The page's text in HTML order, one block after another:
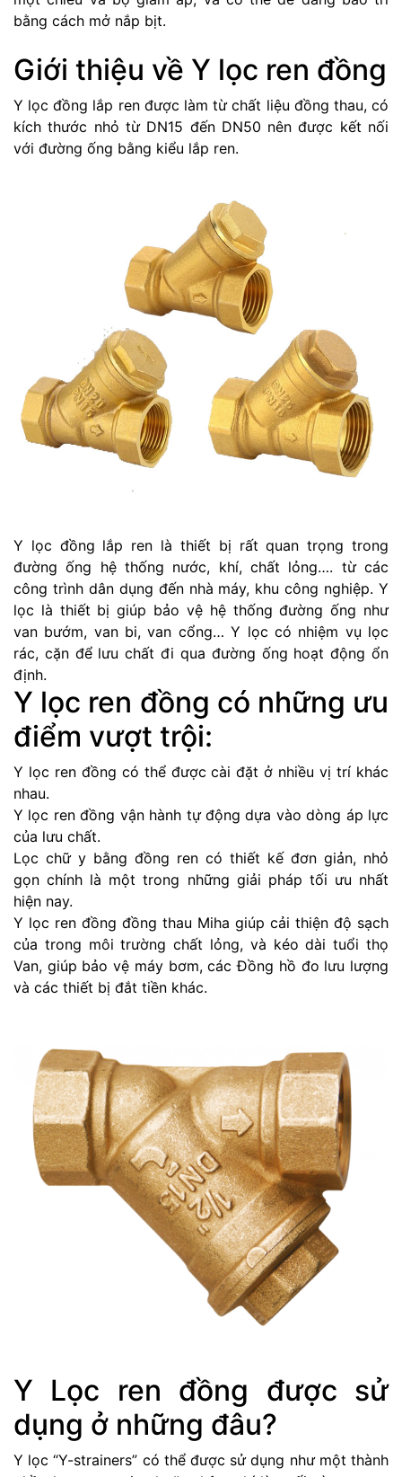
bằng cách mở nắp bịt.
Giới thiệu về Y lọc ren đồng
Y lọc đồng lắp ren được làm từ chất liệu đồng thau, có
kích thước nhỏ từ DN15 đến DN50 nên được kết nối
với đường ống bằng kiểu lắp ren.
Y lọc đồng lắp ren là thiết bị rất quan trọng trong
đường ống hệ thống nước, khí, chất lỏng…. từ các
công trình dân dụng đến nhà máy, khu công nghiệp. Y
lọc là thiết bị giúp bảo vệ hệ thống đường ống như
van bướm, van bi, van cổng… Y lọc có nhiệm vụ lọc
rác, cặn để lưu chất đi qua đường ống hoạt động ổn
định.
Y lọc ren đồng có những ưu
điểm vượt trội:
Y lọc ren đồng có thể được cài đặt ở nhiều vị trí khác
nhau.
Y lọc ren đồng vận hành tự động dựa vào dòng áp lực
của lưu chất.
Lọc chữ y bằng đồng ren có thiết kế đơn giản, nhỏ
gọn chính là một trong những giải pháp tối ưu nhất
hiện nay.
Y lọc ren đồng đồng thau Miha giúp cải thiện độ sạch
của trong môi trường chất lỏng, và kéo dài tuổi thọ
Van, giúp bảo vệ máy bơm, các Đồng hồ đo lưu lượng
và các thiết bị đắt tiền khác.
Y Lọc ren đồng được sử
dụng ở những đâu?
Y lọc “Y-strainers” có thể được sử dụng như một thành